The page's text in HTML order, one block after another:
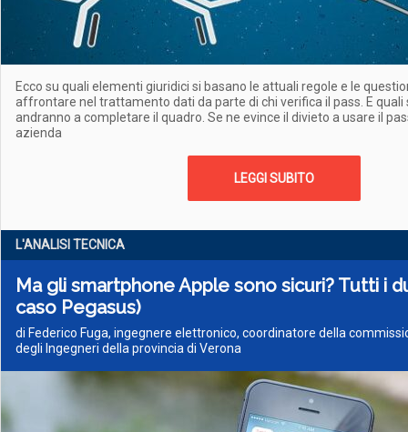
Ecco su quali elementi giuridici si basano le attuali regole e le
affrontare nel trattamento dati da parte di chi verifica il pass. E quali
andranno a completare il quadro. Se ne evince il divieto a usare il
azienda
LEGGI SUBITO
L'ANALISI TECNICA
Ma gli smartphone Apple sono sicuri? Tutti i
caso Pegasus)
di Federico Fuga, ingegnere elettronico, coordinatore della
degli Ingegneri della provincia di Verona